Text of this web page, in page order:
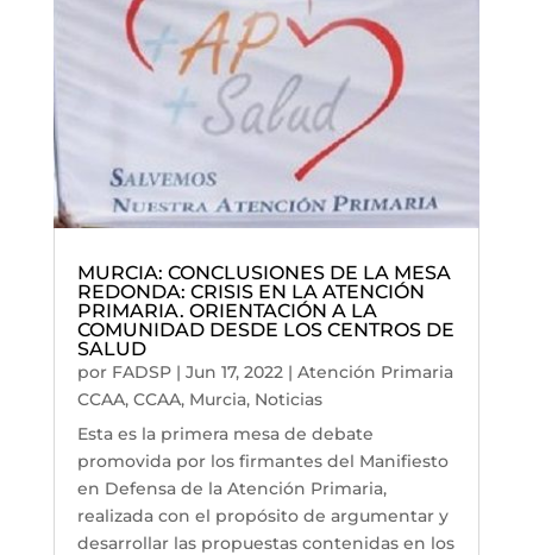
MURCIA: CONCLUSIONES DE LA MESA
REDONDA: CRISIS EN LA ATENCIÓN
PRIMARIA. ORIENTACIÓN A LA
COMUNIDAD DESDE LOS CENTROS DE
SALUD
por FADSP| Jun 17, 2022| Atención Primaria
CCAA, CCAA, Murcia, Noticias
Esta es la primera mesa de debate
promovida por los firmantes del Manifiesto
en Defensa de la Atención Primaria,
realizada con el propósito de argumentar y
desarrollar las propuestas contenidas en los